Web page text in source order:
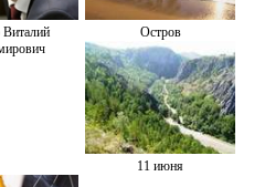
Остров
11 июня